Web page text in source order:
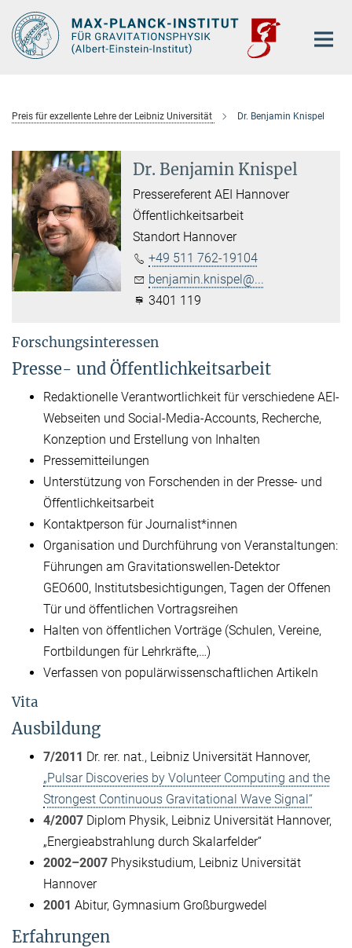
Hauptinhalt
Preis für exzellente Lehre der Leibniz Universität Dr. Benjamin Knispel
Dr. Benjamin Knispel
Pressereferent AEI Hannover
Öffentlichkeitsarbeit
Standort Hannover
+49 511 762-19104
benjamin.knispel@...
3401 119
Forschungsinteressen
Presse- und Öffentlichkeitsarbeit
Redaktionelle Verantwortlichkeit für verschiedene AEI-
Webseiten und Social-Media-Accounts, Recherche,
Konzeption und Erstellung von Inhalten
Pressemitteilungen
Unterstützung von Forschenden in der Presse- und
Öffentlichkeitsarbeit
Kontaktperson für Journalist*innen
Organisation und Durchführung von Veranstaltungen:
Führungen am Gravitationswellen-Detektor
GEO600, Institutsbesichtigungen, Tagen der Offenen
Tür und öffentlichen Vortragsreihen
Halten von öffentlichen Vorträge (Schulen, Vereine,
Fortbildungen für Lehrkräfte,…)
Verfassen von populärwissenschaftlichen Artikeln
Vita
Ausbildung
7/2011 Dr. rer. nat., Leibniz Universität Hannover,
„Pulsar Discoveries by Volunteer Computing and the
Strongest Continuous Gravitational Wave Signal“
4/2007 Diplom Physik, Leibniz Universität Hannover,
„Energieabstrahlung durch Skalarfelder“
2002–2007 Physikstudium, Leibniz Universität
Hannover
2001 Abitur, Gymnasium Großburgwedel
Erfahrungen